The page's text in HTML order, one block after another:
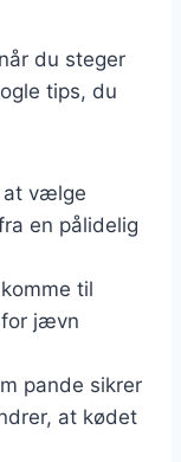
du steger
tips, du
at vælge
en pålidelig
til
for jævn
pande sikrer
at kødet